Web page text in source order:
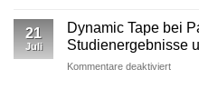
Kinesio
Tape
21
Juli
Dynamic Tape bei
Studienergebnisse
Kommentare deaktiviertfür